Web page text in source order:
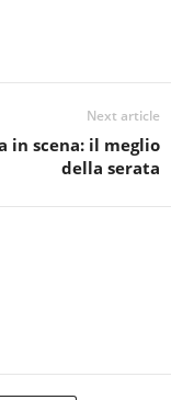
Next article
in scena: il meglio
della serata